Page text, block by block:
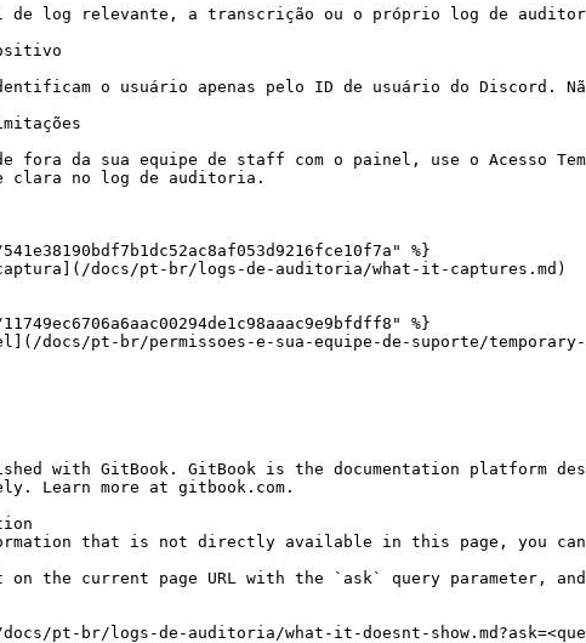
de log relevante, a transcrição ou o próprio log de
o usuário apenas pelo ID de usuário do Discord.
fora da sua equipe de staff com o painel, use o Acesso
clara no log de auditoria.
%}
docs/pt-br/logs-de-auditoria/what-it-captures.md)
%}
docs/pt-br/permissoes-e-sua-equipe-de-suporte/temporary-
with GitBook. GitBook is the documentation platform
Learn more at gitbook.com.
that is not directly available in this page, you can
on the current page URL with the `ask` query parameter,
pt-br/logs-de-auditoria/what-it-doesnt-